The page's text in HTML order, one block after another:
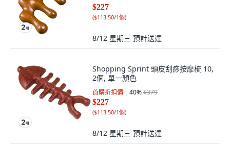
$227
($113.50/1個)
8/12 星期三 預計送達
Shopping Sprint 頭皮刮痧按摩梳 10,
2個, 單一顏色
首購折扣價 40%$379
$227
($113.50/1個)
8/12 星期三 預計送達